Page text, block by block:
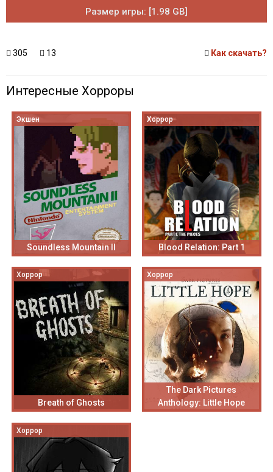
Размер игры: [1.98 GB]
305 13 Как скачать?
Интересные Хорроры
Экшен
Soundless Mountain II
Хоррор
Blood Relation: Part 1
Хоррор
Breath of Ghosts
Хоррор
The Dark Pictures
Anthology: Little Hope
Хоррор